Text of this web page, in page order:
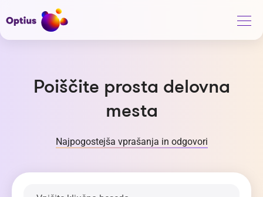
Poiščite prosta delovna
mesta
Najpogostejša vprašanja in odgovori